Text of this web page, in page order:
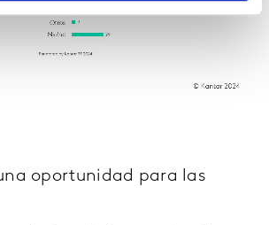
oportunidad para las